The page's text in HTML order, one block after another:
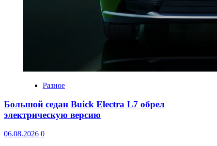
Разное
Большой седан Buick Electra L7 обрел
электрическую версию
06.08.2026 0